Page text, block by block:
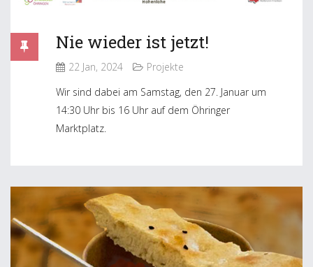
Nie wieder ist jetzt!
22 Jan, 2024
Projekte
Wir sind dabei am Samstag, den 27. Januar um
14:30 Uhr bis 16 Uhr auf dem Öhringer
Marktplatz.